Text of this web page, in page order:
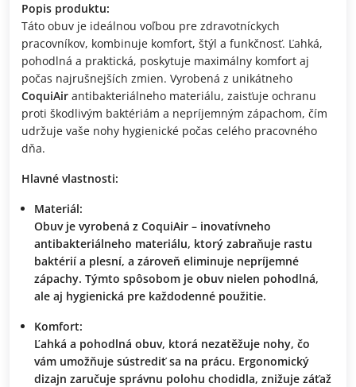
Popis produktu:
Táto obuv je ideálnou voľbou pre zdravotníckych
pracovníkov, kombinuje komfort, štýl a funkčnosť. Ľahká,
pohodlná a praktická, poskytuje maximálny komfort aj
počas najrušnejších zmien. Vyrobená z unikátneho
CoquiAir antibakteriálneho materiálu, zaisťuje ochranu
proti škodlivým baktériám a nepríjemným zápachom, čím
udržuje vaše nohy hygienické počas celého pracovného
dňa.
Hlavné vlastnosti:
Materiál:
Obuv je vyrobená z CoquiAir – inovatívneho
antibakteriálneho materiálu, ktorý zabraňuje rastu
baktérií a plesní, a zároveň eliminuje nepríjemné
zápachy. Týmto spôsobom je obuv nielen pohodlná,
ale aj hygienická pre každodenné použitie.
Komfort:
Ľahká a pohodlná obuv, ktorá nezatěžuje nohy, čo
vám umožňuje sústrediť sa na prácu. Ergonomický
dizajn zaručuje správnu polohu chodidla, znižuje záťaž